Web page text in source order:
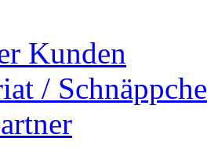
Kunden
/